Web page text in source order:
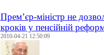
Прем’єр-міністр не
кроків у пенсійній
2010-04-21 12:50:09